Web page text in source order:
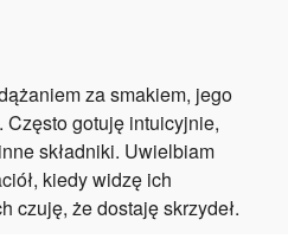
za smakiem, jego
gotuję intuicyjnie,
składniki. Uwielbiam
kiedy widzę ich
czuję, że dostaję skrzydeł.